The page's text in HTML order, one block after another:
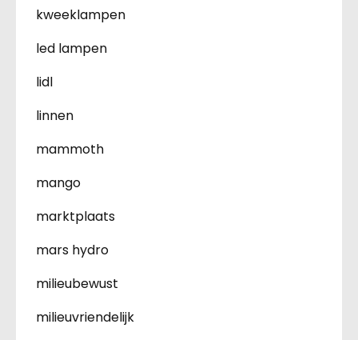
kweeklampen
led lampen
lidl
linnen
mammoth
mango
marktplaats
mars hydro
milieubewust
milieuvriendelijk